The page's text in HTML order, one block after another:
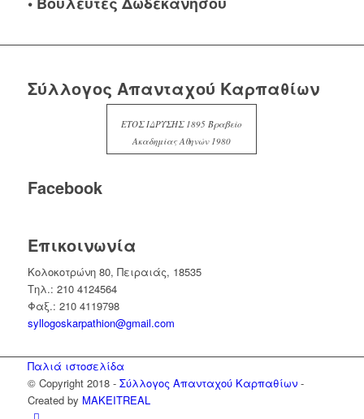
Σύλλογος Απανταχού Καρπαθίων
ΕΤΟΣ ΙΔΡΥΣΗΣ 1895 Βραβείο
Ακαδημίας Αθηνών 1980
Facebook
Επικοινωνία
Κολοκοτρώνη 80, Πειραιάς, 18535
Τηλ.: 210 4124564
Φαξ.: 210 4119798
syllogoskarpathion@gmail.com
Παλιά ιστοσελίδα
© Copyright 2018 - Σύλλογος Απανταχού Καρπαθίων-
Created by MAKEITREAL